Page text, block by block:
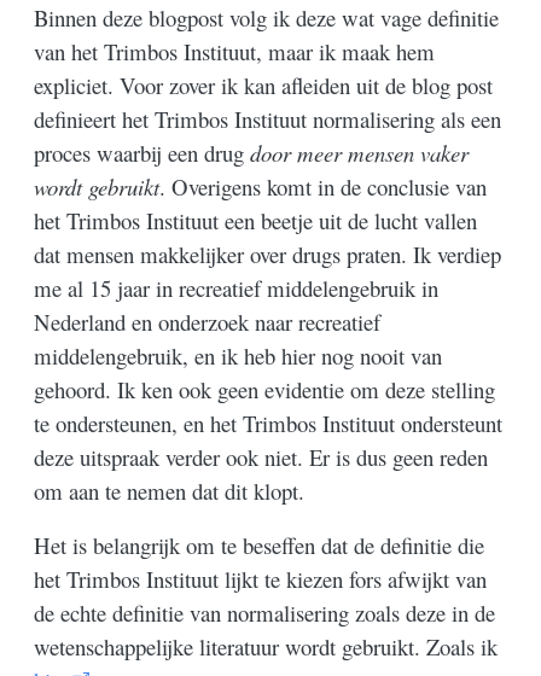
Binnen deze blogpost volg ik deze wat vage definitie
van het Trimbos Instituut, maar ik maak hem
expliciet. Voor zover ik kan afleiden uit de blog post
definieert het Trimbos Instituut normalisering als een
proces waarbij een drugdoor meer mensen vaker
wordt gebruikt. Overigens komt in de conclusie van
het Trimbos Instituut een beetje uit de lucht vallen
dat mensen makkelijker over drugs praten. Ik verdiep
me al 15 jaar in recreatief middelengebruik in
Nederland en onderzoek naar recreatief
middelengebruik, en ik heb hier nog nooit van
gehoord. Ik ken ook geen evidentie om deze stelling
te ondersteunen, en het Trimbos Instituut ondersteunt
deze uitspraak verder ook niet. Er is dus geen reden
om aan te nemen dat dit klopt.
Het is belangrijk om te beseffen dat de definitie die
het Trimbos Instituut lijkt te kiezen fors afwijkt van
de echte definitie van normalisering zoals deze in de
wetenschappelijke literatuur wordt gebruikt. Zoals ik